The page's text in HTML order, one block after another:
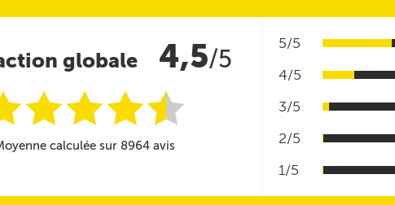
globale 4,5/5
iiii
@
calculée sur 8964 avis
5/5
4/5
3/5
2/5
1/5